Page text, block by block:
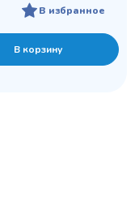
В избранное
В корзину